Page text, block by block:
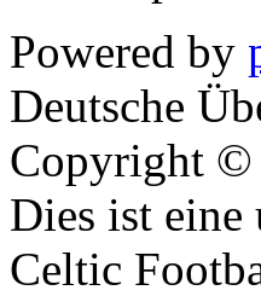
Powered by
Deutsche
Copyright ©
Dies ist eine
Celtic